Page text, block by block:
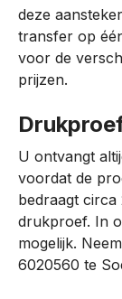
deze
transfer op
voor de
prijzen.
U ontvangt
voordat de
bedraagt circa
drukproef. In
mogelijk.
6020560 te